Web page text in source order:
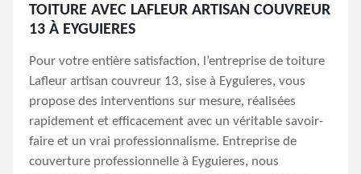
TOITURE AVEC LAFLEUR ARTISAN COUVREUR
13 À EYGUIERES
Pour votre entière satisfaction, l’entreprise de toiture
Lafleur artisan couvreur 13, sise à Eyguieres, vous
propose des interventions sur mesure, réalisées
rapidement et efficacement avec un véritable savoir-
faire et un vrai professionnalisme. Entreprise de
couverture professionnelle à Eyguieres, nous